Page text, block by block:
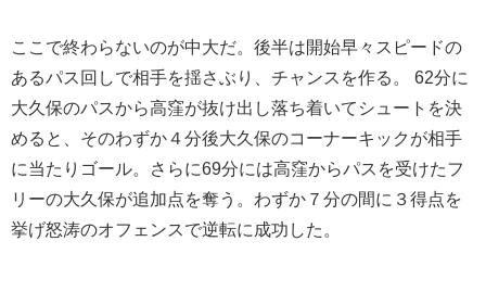
ここで終わらないのが中大だ。後半は開始早々スピードの
あるパス回しで相手を揺さぶり、チャンスを作る。 62分に
大久保のパスから高窪が抜け出し落ち着いてシュートを決
めると、そのわずか４分後大久保のコーナーキックが相手
に当たりゴール。さらに69分には高窪からパスを受けたフ
リーの大久保が追加点を奪う。わずか７分の間に３得点を
挙げ怒涛のオフェンスで逆転に成功した。